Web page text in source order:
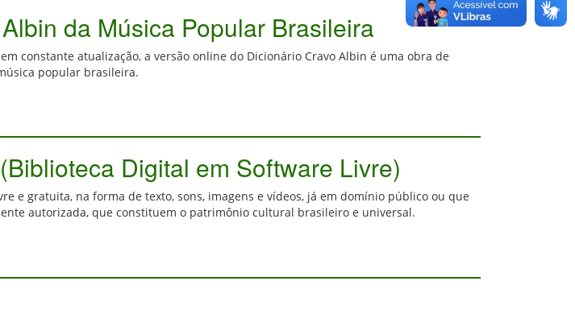
da Música Popular Brasileira
constante atualização, a versão online do Dicionário Cravo Albin é uma obra de
popular brasileira.
Digital em Software Livre)
e gratuita, na forma de texto, sons, imagens e vídeos, já em domínio público ou que
autorizada, que constituem o patrimônio cultural brasileiro e universal.